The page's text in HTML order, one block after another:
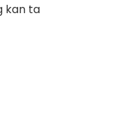
kan ta